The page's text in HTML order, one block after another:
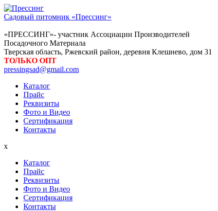
Садовый питомник «Прессинг»
«ПРЕССИНГ»- участник Ассоциации Производителей
Посадочного Материала
Тверская область, Ржевский район, деревня Клешнево, дом 31
ТОЛЬКО ОПТ
pressingsad@gmail.com
Каталог
Прайс
Реквизиты
Фото и Видео
Сертификация
Контакты
x
Каталог
Прайс
Реквизиты
Фото и Видео
Сертификация
Контакты